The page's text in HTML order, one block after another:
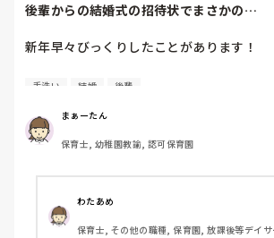
後輩からの結婚式の招待状でまさかの…
新年早々びっくりしたことがあります！
旦那の後輩から、結婚式の招待状が元旦
乾杯はわかる…
けど、上司に受付は頼んじゃダメでしょう🙅
ようです。
午前中仕事をしてから向かうそうですが、
常識なのでは？
手洗い 結婚 後輩
まぁーたん
保育士, 幼稚園教諭, 認可保育園
わたあめ
保育士, その他の職種, 保育園, 放課後等デイ